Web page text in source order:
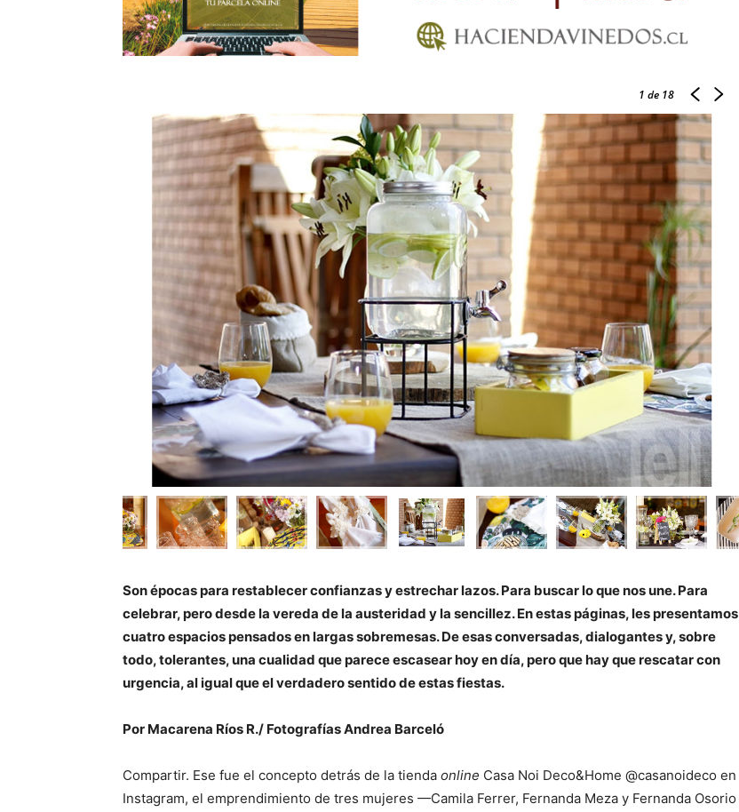
1 de 18
Son épocas para restablecer confianzas y estrechar lazos. Para buscar lo que nos une. Para
celebrar, pero desde la vereda de la austeridad y la sencillez. En estas páginas, les presentamos
cuatro espacios pensados en largas sobremesas. De esas conversadas, dialogantes y, sobre
todo, tolerantes, una cualidad que parece escasear hoy en día, pero que hay que rescatar con
urgencia, al igual que el verdadero sentido de estas fiestas.
Por Macarena Ríos R./ Fotografías Andrea Barceló
Compartir. Ese fue el concepto detrás de la tienda online Casa Noi Deco&Home @casanoideco en
Instagram, el emprendimiento de tres mujeres —Camila Ferrer, Fernanda Meza y Fernanda Osorio